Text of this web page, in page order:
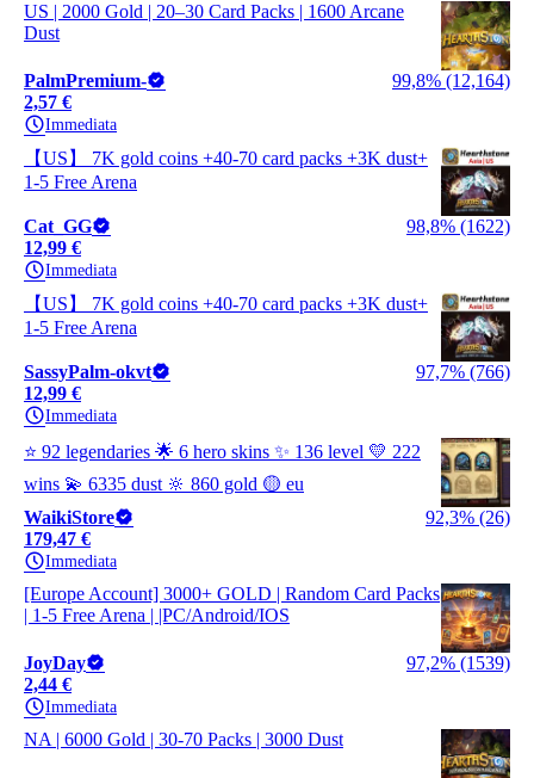
US | 2000 Gold | 20–30 Card Packs | 1600 Arcane
Dust
PalmPremium-
99,8% (12,164)
2,57 €
Immediata
【US】 7K gold coins +40-70 card packs +3K dust+
1-5 Free Arena
Cat_GG
98,8% (1622)
12,99 €
Immediata
【US】 7K gold coins +40-70 card packs +3K dust+
1-5 Free Arena
SassyPalm-okvt
97,7% (766)
12,99 €
Immediata
⭐ 92 legendaries 🌟 6 hero skins ✨ 136 level 💛 222
wins 💫 6335 dust 🔆 860 gold 🟡 eu
WaikiStore
92,3% (26)
179,47 €
Immediata
[Europe Account] 3000+ GOLD | Random Card Packs
| 1-5 Free Arena | |PC/Android/IOS
JoyDay
97,2% (1539)
2,44 €
Immediata
NA | 6000 Gold | 30-70 Packs | 3000 Dust